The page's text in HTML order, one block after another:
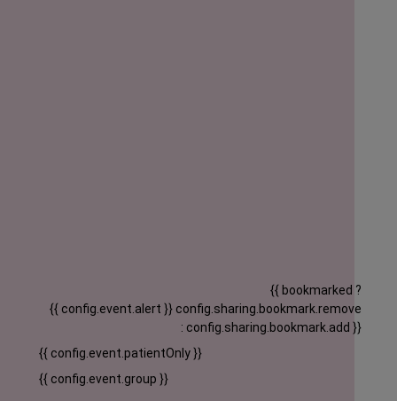
{{ config.event.alert }}
{{ bookmarked ?
config.sharing.bookmark.remove
: config.sharing.bookmark.add }}
{{ config.event.patientOnly }}
{{ config.event.group }}